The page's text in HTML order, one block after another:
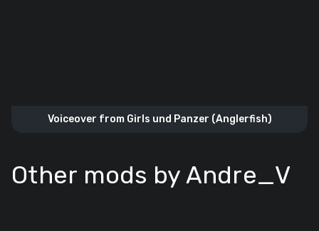
Voiceover from Girls und Panzer (Anglerfish)
Other mods by Andre_V